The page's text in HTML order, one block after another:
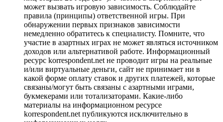
может вызвать игровую зависимость. Соблюдайте
правила (принципы) ответственной игры. При
обнаружении первых признаков зависимости
немедленно обратитесь к специалисту. Помните, что
участие в азартных играх не может являться источником
доходов или альтернативой работе. Информационный
ресурс korrespondent.net не проводит игры на реальные
и/или виртуальные деньги, сайт не принимает ни в
какой форме оплату ставок и других платежей, которые
связаны/могут быть связаны с азартными играми,
букмекерами или тотализаторами. Какие-либо
материалы на информационном ресурсе
korrespondent.net публикуются исключительно в